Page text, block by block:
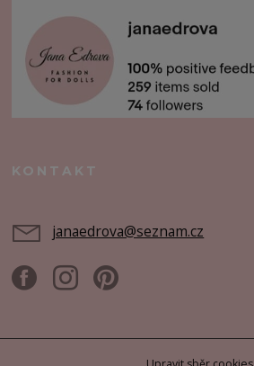
KONTAKT
janaedrova@seznam.cz